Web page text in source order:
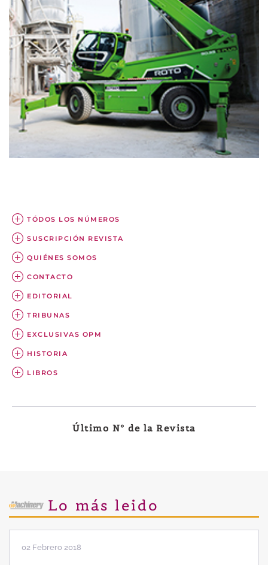
TÓDOS LOS NÚMEROS
SUSCRIPCIÓN REVISTA
QUIÉNES SOMOS
CONTACTO
EDITORIAL
TRIBUNAS
EXCLUSIVAS OPM
HISTORIA
LIBROS
Último Nº de la Revista
Lo más leido
02 Febrero 2018